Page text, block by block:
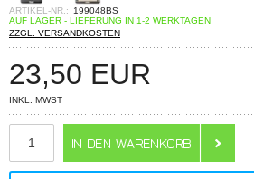
ARTIKEL-NR.:
199048BS
AUF LAGER - LIEFERUNG IN 1-2 WERKTAGEN
ZZGL. VERSANDKOSTEN
23,50 EUR
INKL. MWST